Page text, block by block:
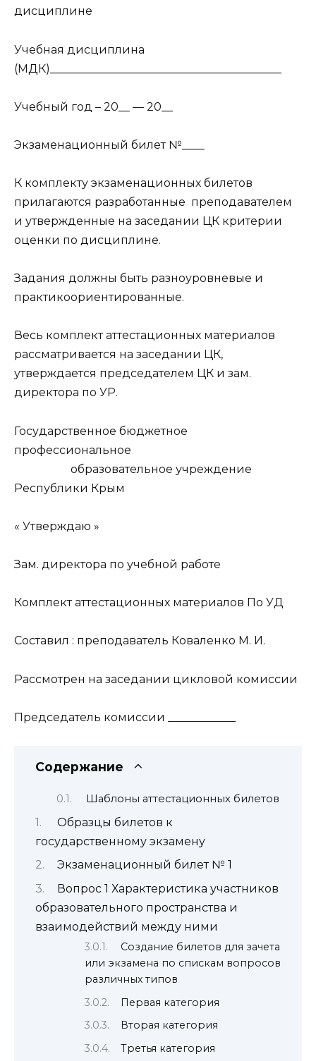
дисциплине
Учебная дисциплина
(МДК)_________________________________________
Учебный год – 20__ — 20__
Экзаменационный билет №____
К комплекту экзаменационных билетов
прилагаются разработанные преподавателем
и утвержденные на заседании ЦК критерии
оценки по дисциплине.
Задания должны быть разноуровневые и
практикоориентированные.
Весь комплект аттестационных материалов
рассматривается на заседании ЦК,
утверждается председателем ЦК и зам.
директора по УР.
Государственное бюджетное
профессиональное
образовательное учреждение
Республики Крым
« Утверждаю »
Зам. директора по учебной работе
Комплект аттестационных материалов По УД
Составил : преподаватель Коваленко М. И.
Рассмотрен на заседании цикловой комиссии
Председатель комиссии ____________
Содержание
Шаблоны аттестационных билетов
Образцы билетов к
государственному экзамену
Экзаменационный билет № 1
Вопрос 1 Характеристика участников
образовательного пространства и
взаимодействий между ними
Создание билетов для зачета
или экзамена по спискам вопросов
различных типов
Первая категория
Вторая категория
Третья категория